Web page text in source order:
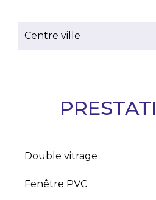
Centre ville
Double vitrage
Fenêtre PVC